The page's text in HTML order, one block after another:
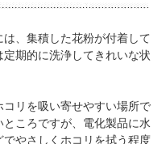
、集積した花粉が付着して
期的に洗浄してきれいな状
リを吸い寄せやすい場所で
ころですが、電化製品に水
やさしくホコリを拭う程度